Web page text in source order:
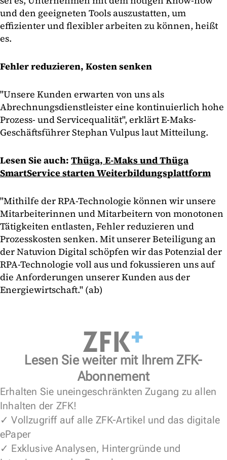
und den geeigneten Tools auszustatten, um
effizienter und flexibler arbeiten zu können, heißt
es.
Fehler reduzieren, Kosten senken
"Unsere Kunden erwarten von uns als
Abrechnungsdienstleister eine kontinuierlich hohe
Prozess- und Servicequalität", erklärt E-Maks-
Geschäftsführer Stephan Vulpus laut Mitteilung.
Lesen Sie auch: Thüga, E-Maks und Thüga
SmartService starten Weiterbildungsplattform
"Mithilfe der RPA-Technologie können wir unsere
Mitarbeiterinnen und Mitarbeitern von monotonen
Tätigkeiten entlasten, Fehler reduzieren und
Prozesskosten senken. Mit unserer Beteiligung an
der Natuvion Digital schöpfen wir das Potenzial der
RPA-Technologie voll aus und fokussieren uns auf
die Anforderungen unserer Kunden aus der
Energiewirtschaft." (ab)
Lesen Sie weiter mit Ihrem ZFK-
Abonnement
Erhalten Sie uneingeschränkten Zugang zu allen
Inhalten der ZFK!
✓ Vollzugriff auf alle ZFK-Artikel und das digitale
ePaper
✓ Exklusive Analysen, Hintergründe und